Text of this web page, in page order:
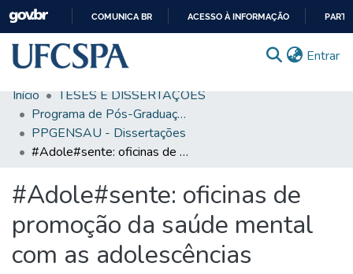
CONTEÚDO
COMUNICA BR ACESSO À INFORMAÇÃO
Entrar
Comunidades & Coleções
Busca Facetada
Autoarquivamento
Sobre o RI-UFCSPA
FAQ
Início
TESES E DISSERTAÇÕES
Programa de Pós-Graduação em Ensino na Saúde
PPGENSAU - Dissertações
#Adole#sente: oficinas de promoção da saúde mental com as adolescências
#Adole#sente: oficinas de
promoção da saúde mental
com as adolescências